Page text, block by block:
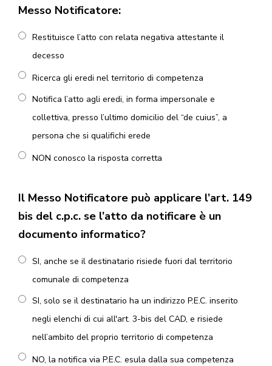
Messo Notificatore:
Restituisce l’atto con relata negativa attestante il
decesso
Ricerca gli eredi nel territorio di competenza
Notifica l’atto agli eredi, in forma impersonale e
collettiva, presso l’ultimo domicilio del “de cuius”, a
persona che si qualifichi erede
NON conosco la risposta corretta
Il Messo Notificatore può applicare l’art. 149
bis del c.p.c. se l’atto da notificare è un
documento informatico?
SI, anche se il destinatario risiede fuori dal territorio
comunale di competenza
SI, solo se il destinatario ha un indirizzo P.E.C. inserito
negli elenchi di cui all'art. 3-bis del CAD, e risiede
nell’ambito del proprio territorio di competenza
NO, la notifica via P.E.C. esula dalla sua competenza